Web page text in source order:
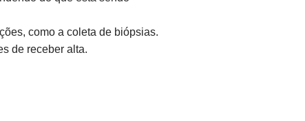
como a coleta de biópsias.
de receber alta.